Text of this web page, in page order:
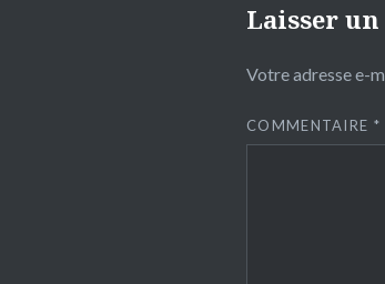
Laisser
Votre adresse e-
COMMENTAIRE *